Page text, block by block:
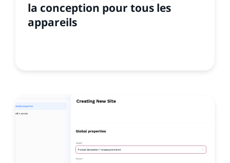
la conception pour tous les
appareils